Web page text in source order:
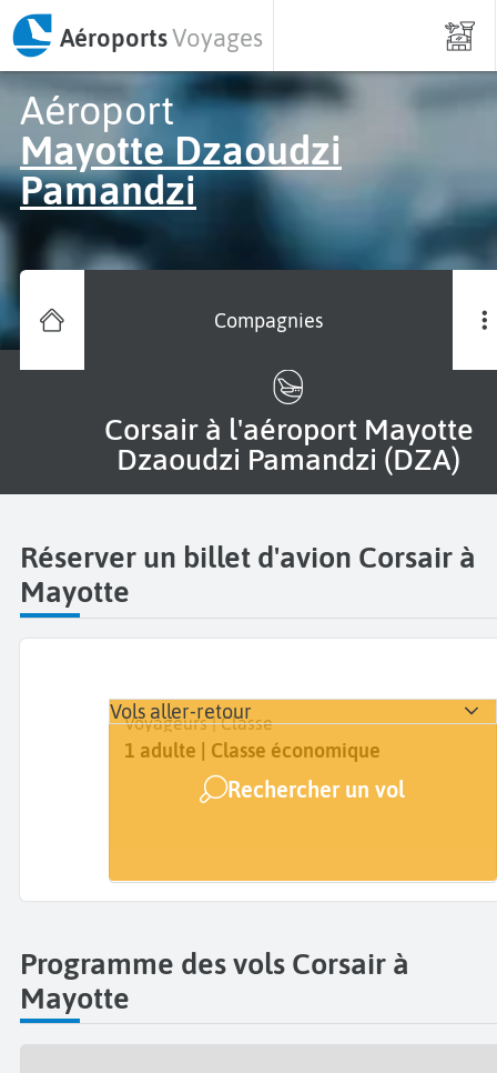
AéroportsVoyages
Aéroport
Mayotte Dzaoudzi
Pamandzi
Compagnies
Corsair à l'aéroport Mayotte
Dzaoudzi Pamandzi (DZA)
Réserver un billet d'avion Corsair à
Mayotte
Départ
Mayotte Dzaoudzi Pamandzi (DZA)
Dates
Dates de votre voyage
Voyageurs | Classe
1 adulte | Classe économique
Rechercher un vol
Vols aller-retour
Programme des vols Corsair à
Mayotte